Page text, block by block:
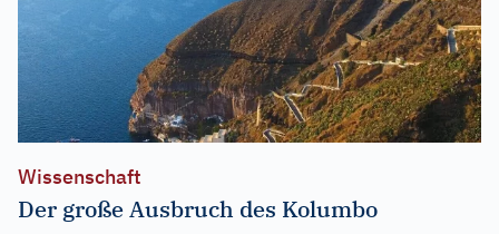
Wissenschaft
Der große Ausbruch des Kolumbo